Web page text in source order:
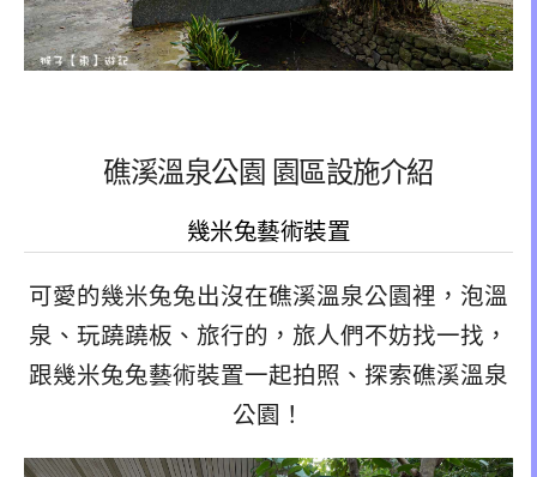
礁溪溫泉公園 園區設施介紹
幾米兔藝術裝置
可愛的幾米兔兔出沒在礁溪溫泉公園裡，泡溫
泉、玩蹺蹺板、旅行的，旅人們不妨找一找，
跟幾米兔兔藝術裝置一起拍照、探索礁溪溫泉
公園！